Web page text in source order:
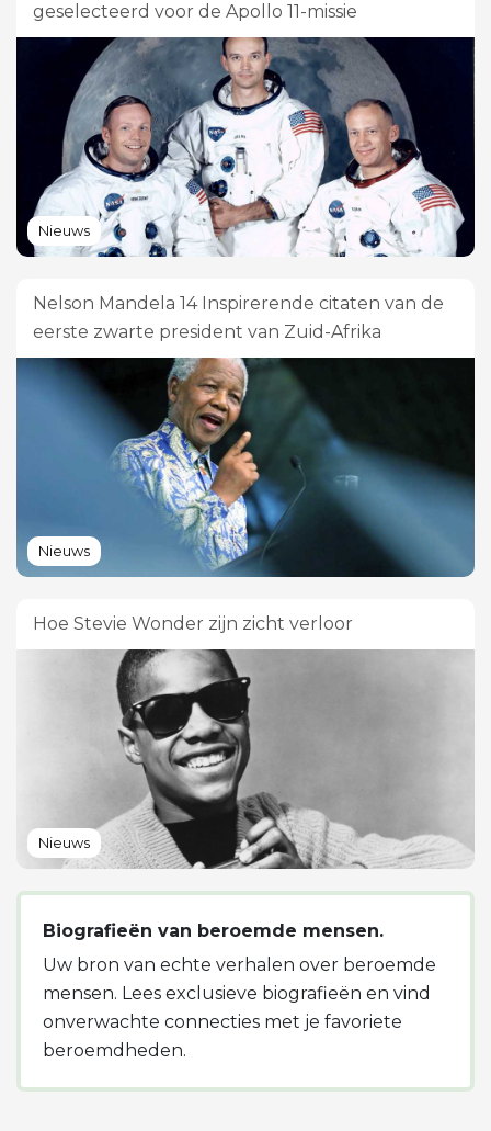
geselecteerd voor de Apollo 11-missie
Nieuws
Nelson Mandela 14 Inspirerende citaten van de
eerste zwarte president van Zuid-Afrika
Nieuws
Hoe Stevie Wonder zijn zicht verloor
Nieuws
Biografieën van beroemde mensen.
Uw bron van echte verhalen over beroemde
mensen. Lees exclusieve biografieën en vind
onverwachte connecties met je favoriete
beroemdheden.